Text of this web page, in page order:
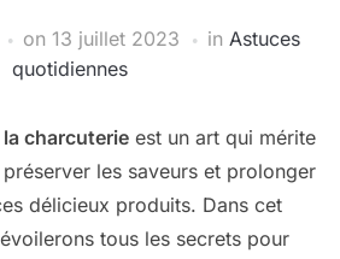
on 13 juillet 2023 in Astuces
quotidiennes
charcuterieest un art qui mérite
les saveurs et prolonger
délicieux produits. Dans cet
tous les secrets pour